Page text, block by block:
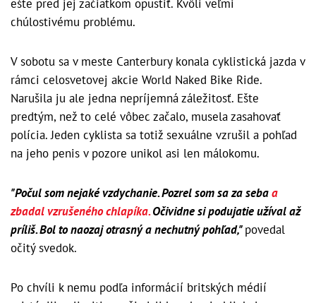
ešte pred jej začiatkom opustiť. Kvôli veľmi
chúlostivému problému.
V sobotu sa v meste Canterbury konala cyklistická jazda v
rámci celosvetovej akcie World Naked Bike Ride.
Narušila ju ale jedna nepríjemná záležitosť. Ešte
predtým, než to celé vôbec začalo, musela zasahovať
polícia. Jeden cyklista sa totiž sexuálne vzrušil a pohľad
na jeho penis v pozore unikol asi len málokomu.
"Počul som nejaké vzdychanie. Pozrel som sa za sebaa
zbadal vzrušeného chlapíka.Očividne si podujatie užíval až
príliš. Bol to naozaj otrasný a nechutný pohľad,"povedal
očitý svedok.
Po chvíli k nemu podľa informácií britských médií